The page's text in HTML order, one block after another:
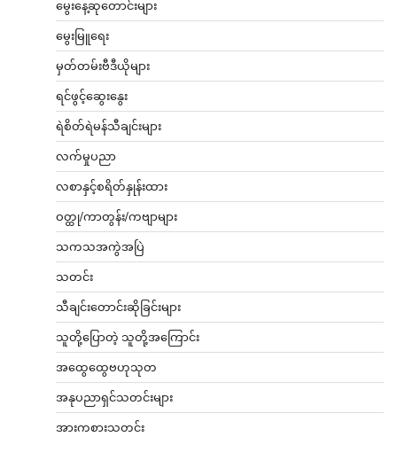
မွေးနေ့ဆုတောင်းများ
မွေးမြူရေး
မှတ်တမ်းဗီဒီယိုများ
ရင်ဖွင့်ဆွေးနွေး
ရဲစိတ်ရဲမန်သီချင်းများ
လက်မှုပညာ
လစာနှင့်စရိတ်နှုန်းထား
ဝတ္ထု/ကာတွန်း/ကဗျာများ
သကသအကွဲအပြဲ
သတင်း
သီချင်းတောင်းဆိုခြင်းများ
သူတို့ပြောတဲ့ သူတို့အကြောင်း
အထွေထွေဗဟုသုတ
အနုပညာရှင်သတင်းများ
အားကစားသတင်း